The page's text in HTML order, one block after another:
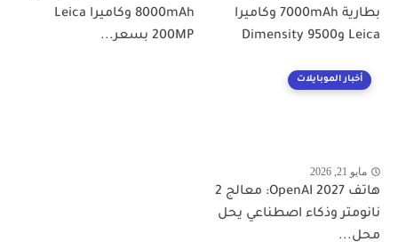
بطارية 7000mAh وكاميرا
Leica وDimensity 9500
8000mAh وكاميرا Leica
200MP بسعر...
أخبار الموبايلات
مايو 21, 2026
هاتف OpenAI 2027: معالج 2
نانومتر وذكاء اصطناعي يحل
محل...